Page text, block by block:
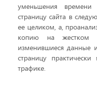
уменьшения
страницу сайта в
ее целиком, а,
копию на жестком
изменившиеся данные
страницу
трафике.